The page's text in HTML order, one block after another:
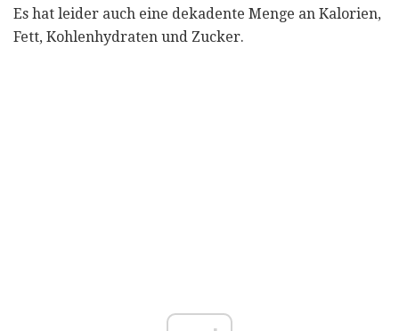
Es hat leider auch eine dekadente Menge an Kalorien,
Fett, Kohlenhydraten und Zucker.